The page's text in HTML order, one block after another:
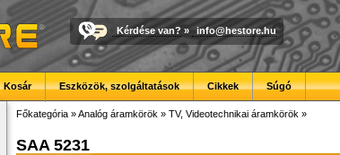
Kérdése van? » info@hestore.hu
Kosár Eszközök, szolgáltatások Cikkek Súgó
Főkategória »Analóg áramkörök » TV, Videotechnikai áramkörök »
SAA 5231